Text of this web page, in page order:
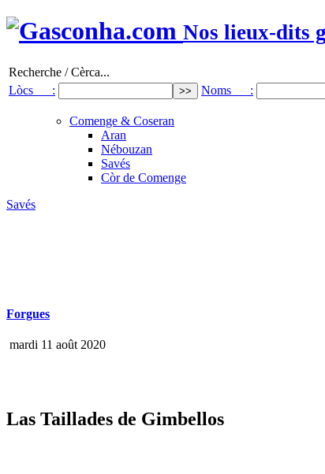
Nos lieux-dits
Recherche / Cèrca...
Lòcs :
Noms :
Comenge & Coseran
Aran
Nébouzan
Savés
Còr de Comenge
Savés
Forgues
mardi 11 août 2020
Las Taillades de Gimbellos